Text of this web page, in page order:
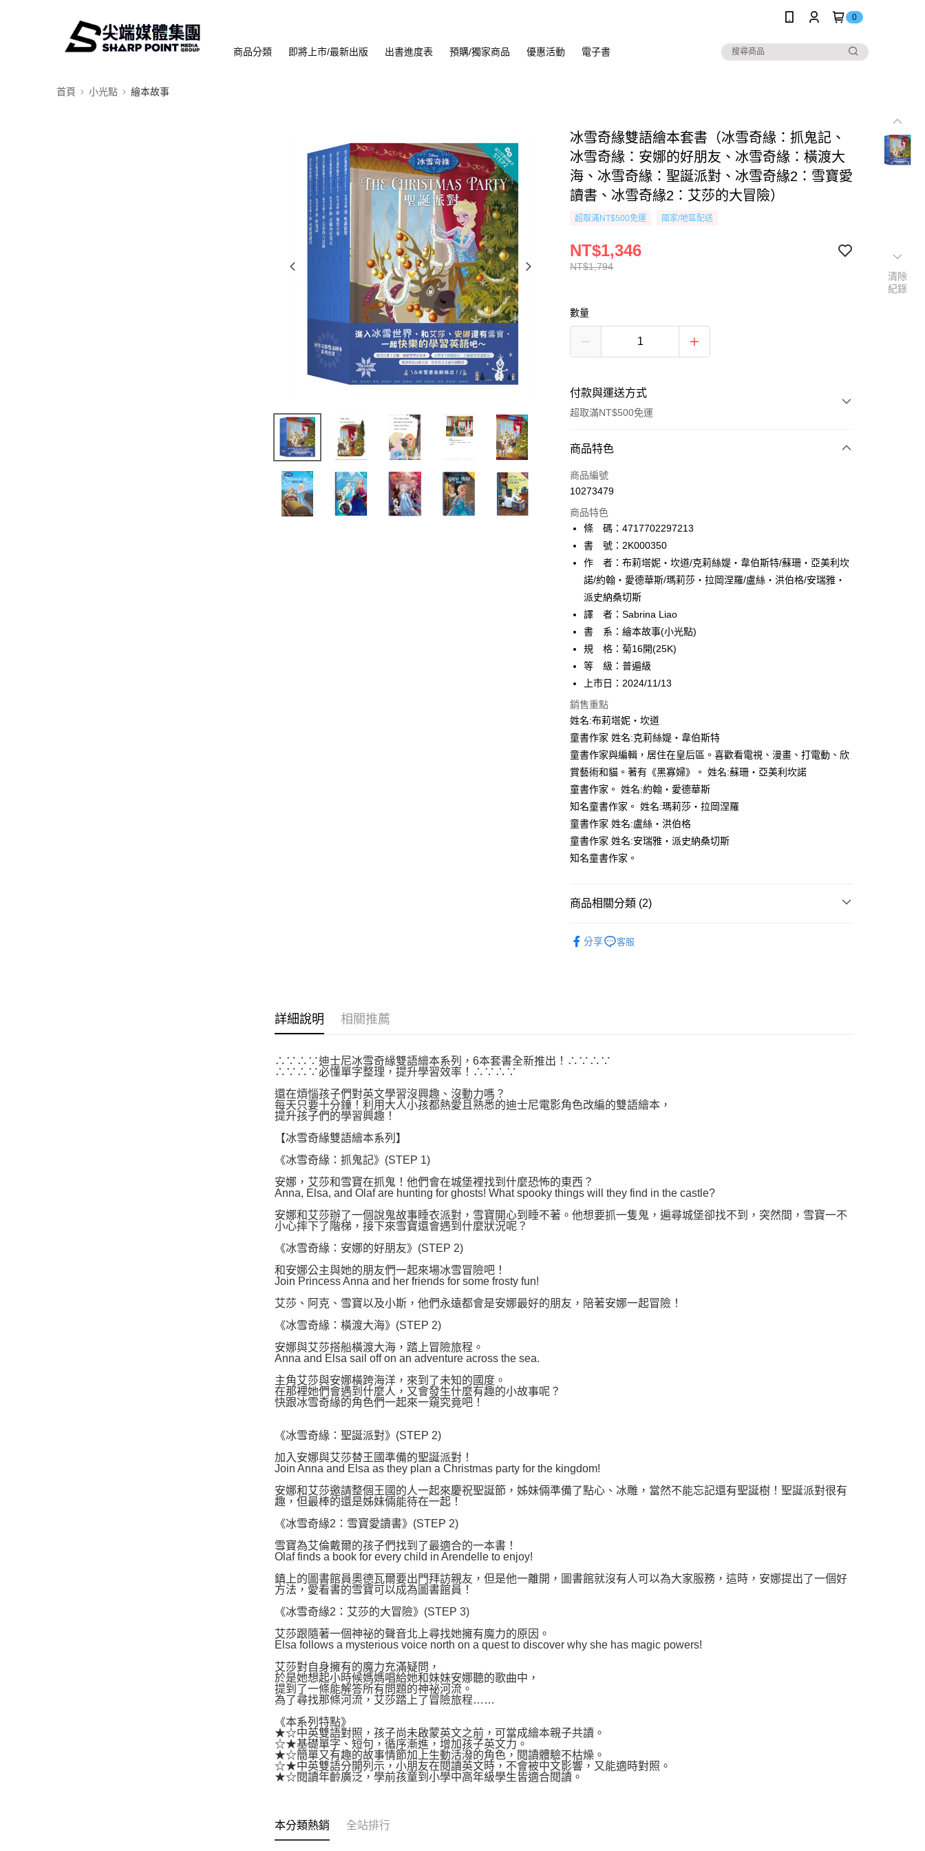
0
商品分類 即將上市/最新出版 出書進度表 預購/獨家商品 優惠活動 電子書
首頁 小光點 繪本故事
冰雪奇緣雙語繪本套書（冰雪奇緣：抓鬼記、
冰雪奇緣：安娜的好朋友、冰雪奇緣：橫渡大
海、冰雪奇緣：聖誕派對、冰雪奇緣2：雪寶愛
讀書、冰雪奇緣2：艾莎的大冒險）
超取滿NT$500免運 國家/地區配送
NT$1,794
NT$1,346
數量
付款與運送方式
超取滿NT$500免運
付款方式
信用卡一次付款
AFTEE先享後付
相關說明
AFTEE先享後付是「在收到商品之後才付款」的支付方式。 讓您購物簡單
便利好安心！
１．簡單：不需註冊會員、不需綁卡、不需儲值。
２．便利：只要手機號碼，簡訊認證，即可結帳。
３．安心：先確認商品／服務後，再付款。
１．於結帳方式選擇「AFTEE先享後付」後，將跳轉至「AFTEE先享後
付」結帳頁面，進行簡訊認證並確認金額後，即可完成結帳。
２．訂單成立數日內，您將收到繳費通知簡訊。
３．收到繳費通知簡訊後14天內，點擊此簡訊中的連結，可透過四大超商
／ATM／網路銀行／等多元方式進行付款，方視為交易完成。
※ 請注意：結帳手續完成當下不需立刻繳費，但若您需要取消訂單，請聯
絡購買商品的店家。未經商家同意取消之訂單仍視為有效，需透過AFTEE
先享後付繳納相關費用。
※ 交易是否成功請以「AFTEE先享後付 」之結帳頁面顯示為準，若有關於
付客戶支援中心」https://netprotections.freshdesk.com/support/home
【注意事項】
１．透過由恩沛科技股份有限公司提供之「AFTEE先享後付」服務完成之
交易，需依本服務之必要範圍內提供個人資料，並將交易相關給付款項請
求債權轉讓予恩沛科技股份有限公司。
２．關於個人資料處理事宜，請瀏覽以下網址：
https://aftee.tw/terms/#terms3
任。
結果請求用戶進行身份認證。
５．嚴禁一人註冊多個帳號或使用他人資訊註冊。若發現惡意使用之情
ATM付款
運送方式
全家取貨付款
每筆NT$80，滿NT$500(含以上)免運費
付款後全家取貨
萊爾富取貨付款
每筆NT$80，滿NT$500(含以上)免運費
付款後萊爾富取貨
每筆NT$80，滿NT$500(含以上)免運費
7-11取貨付款
每筆NT$80，滿NT$500(含以上)免運費
付款後7-11取貨
宅配
國家/地區配送
商品特色
商品編號
10273479
商品特色
條 碼：4717702297213
書 號：2K000350
作 者：布莉塔妮・坎道/克莉絲媞・韋伯斯特/蘇珊・亞美利坎
諾/約翰・愛德華斯/瑪莉莎・拉岡涅羅/盧絲・洪伯格/安瑞雅・
派史納桑切斯
譯 者：Sabrina Liao
書 系：繪本故事(小光點)
規 格：菊16開(25K)
等 級：普遍級
上市日：2024/11/13
銷售重點
姓名:布莉塔妮・坎道
童書作家 姓名:克莉絲媞・韋伯斯特
童書作家與編輯，居住在皇后區。喜歡看電視、漫畫、打電動、欣
賞藝術和貓。著有《黑寡婦》。 姓名:蘇珊・亞美利坎諾
童書作家。 姓名:約翰・愛德華斯
知名童書作家。 姓名:瑪莉莎・拉岡涅羅
童書作家 姓名:盧絲・洪伯格
童書作家 姓名:安瑞雅・派史納桑切斯
知名童書作家。
商品相關分類 (2)
分享 客服
詳細說明 相關推薦
∴∵∴∵迪士尼冰雪奇緣雙語繪本系列，6本套書全新推出！∴∵∴∵
∴∵∴∵必懂單字整理，提升學習效率！∴∵∴∵
還在煩惱孩子們對英文學習沒興趣、沒動力嗎？
每天只要十分鐘！利用大人小孩都熱愛且熟悉的迪士尼電影角色改編的雙語繪本，
提升孩子們的學習興趣！
【冰雪奇緣雙語繪本系列】
《冰雪奇緣：抓鬼記》(STEP 1)
安娜，艾莎和雪寶在抓鬼！他們會在城堡裡找到什麼恐怖的東西？
Anna, Elsa, and Olaf are hunting for ghosts! What spooky things will they find in the castle?
安娜和艾莎辦了一個說鬼故事睡衣派對，雪寶開心到睡不著。他想要抓一隻鬼，遍尋城堡卻找不到，突然間，雪寶一不
小心摔下了階梯，接下來雪寶還會遇到什麼狀況呢？
《冰雪奇緣：安娜的好朋友》(STEP 2)
和安娜公主與她的朋友們一起來場冰雪冒險吧！
Join Princess Anna and her friends for some frosty fun!
艾莎、阿克、雪寶以及小斯，他們永遠都會是安娜最好的朋友，陪著安娜一起冒險！
《冰雪奇緣：橫渡大海》(STEP 2)
安娜與艾莎搭船橫渡大海，踏上冒險旅程。
Anna and Elsa sail off on an adventure across the sea.
主角艾莎與安娜橫跨海洋，來到了未知的國度。
在那裡她們會遇到什麼人，又會發生什麼有趣的小故事呢？
快跟冰雪奇緣的角色們一起來一窺究竟吧！
《冰雪奇緣：聖誕派對》(STEP 2)
加入安娜與艾莎替王國準備的聖誕派對！
Join Anna and Elsa as they plan a Christmas party for the kingdom!
安娜和艾莎邀請整個王國的人一起來慶祝聖誕節，姊妹倆準備了點心、冰雕，當然不能忘記還有聖誕樹！聖誕派對很有
趣，但最棒的還是姊妹倆能待在一起！
《冰雪奇緣2：雪寶愛讀書》(STEP 2)
雪寶為艾倫戴爾的孩子們找到了最適合的一本書！
Olaf finds a book for every child in Arendelle to enjoy!
鎮上的圖書館員奧德瓦爾要出門拜訪親友，但是他一離開，圖書館就沒有人可以為大家服務，這時，安娜提出了一個好
方法，愛看書的雪寶可以成為圖書館員！
《冰雪奇緣2：艾莎的大冒險》(STEP 3)
艾莎跟隨著一個神祕的聲音北上尋找她擁有魔力的原因。
Elsa follows a mysterious voice north on a quest to discover why she has magic powers!
艾莎對自身擁有的魔力充滿疑問，
於是她想起小時候媽媽唱給她和妹妹安娜聽的歌曲中，
提到了一條能解答所有問題的神祕河流。
為了尋找那條河流，艾莎踏上了冒險旅程……
《本系列特點》
★☆中英雙語對照，孩子尚未啟蒙英文之前，可當成繪本親子共讀。
☆★基礎單字、短句，循序漸進，增加孩子英文力。
★☆簡單又有趣的故事情節加上生動活潑的角色，閱讀體驗不枯燥。
☆★中英雙語分開列示，小朋友在閱讀英文時，不會被中文影響，又能適時對照。
★☆閱讀年齡廣泛，學前孩童到小學中高年級學生皆適合閱讀。
本分類熱銷 全站排行
清除
紀錄